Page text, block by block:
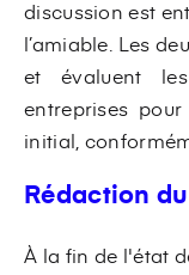
discussion est
l’amiable. Les
et évaluent
entreprises
initial,
Rédaction
À la fin de l'état